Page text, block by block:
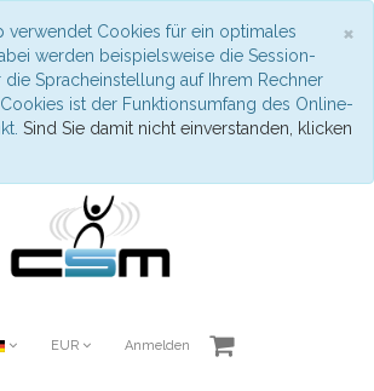
×
verwendet Cookies für ein optimales
werden beispielsweise die Session-
die Spracheinstellung auf Ihrem Rechner
ist der Funktionsumfang des Online-
Sind Sie damit nicht einverstanden, klicken
EUR Anmelden